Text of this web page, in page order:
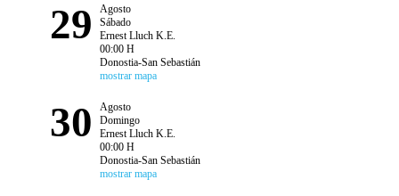
29
Agosto
Sábado
Ernest Lluch K.E.
00:00 H
Donostia-San Sebastián
mostrar mapa
30
Agosto
Domingo
Ernest Lluch K.E.
00:00 H
Donostia-San Sebastián
mostrar mapa